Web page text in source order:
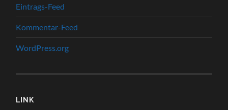
Eintrags-Feed
Kommentar-Feed
WordPress.org
LINK